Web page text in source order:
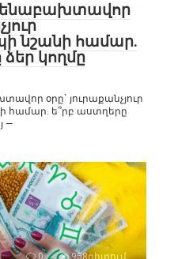
նշանի համար.
կողմը
օրը` յուրաքանչյուր
համար. ե՞րբ աստղերը
—